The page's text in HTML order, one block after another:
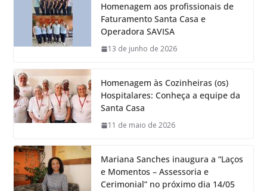
Homenagem aos profissionais de
Faturamento Santa Casa e
Operadora SAVISA
13 de junho de 2026
Homenagem às Cozinheiras (os)
Hospitalares: Conheça a equipe da
Santa Casa
11 de maio de 2026
Mariana Sanches inaugura a “Laços
e Momentos – Assessoria e
Cerimonial” no próximo dia 14/05